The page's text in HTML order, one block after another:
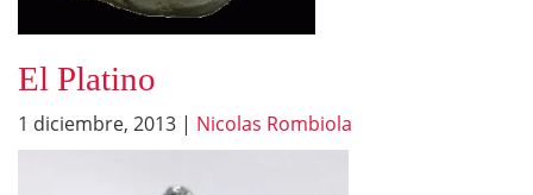
El Platino
1 diciembre, 2013 | Nicolas Rombiola